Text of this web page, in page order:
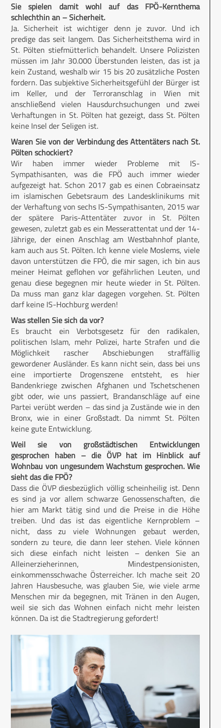
Sie spielen damit wohl auf das FPÖ-Kernthema
schlechthin an – Sicherheit.
Ja. Sicherheit ist wichtiger denn je zuvor. Und ich
predige das seit langem. Das Sicherheitsthema wird in
St. Pölten stiefmütterlich behandelt. Unsere Polizisten
müssen im Jahr 30.000 Überstunden leisten, das ist ja
kein Zustand, weshalb wir 15 bis 20 zusätzliche Posten
fordern. Das subjektive Sicherheitsgefühl der Bürger ist
im Keller, und der Terroranschlag in Wien mit
anschließend vielen Hausdurchsuchungen und zwei
Verhaftungen in St. Pölten hat gezeigt, dass St. Pölten
keine Insel der Seligen ist.
Waren Sie von der Verbindung des Attentäters nach St.
Pölten schockiert?
Wir haben immer wieder Probleme mit IS-
Sympathisanten, was die FPÖ auch immer wieder
aufgezeigt hat. Schon 2017 gab es einen Cobraeinsatz
im islamischen Gebetsraum des Landesklinikums mit
der Verhaftung von sechs IS-Sympathisanten, 2015 war
der spätere Paris-Attentäter zuvor in St. Pölten
gewesen, zuletzt gab es ein Messerattentat und der 14-
Jährige, der einen Anschlag am Westbahnhof plante,
kam auch aus St. Pölten. Ich kenne viele Moslems, viele
davon unterstützen die FPÖ, die mir sagen, ich bin aus
meiner Heimat geflohen vor gefährlichen Leuten, und
genau diese begegnen mir heute wieder in St. Pölten.
Da muss man ganz klar dagegen vorgehen. St. Pölten
darf keine IS-Hochburg werden!
Was stellen Sie sich da vor?
Es braucht ein Verbotsgesetz für den radikalen,
politischen Islam, mehr Polizei, harte Strafen und die
Möglichkeit rascher Abschiebungen straffällig
gewordener Ausländer. Es kann nicht sein, dass bei uns
eine importierte Drogenszene entsteht, es hier
Bandenkriege zwischen Afghanen und Tschetschenen
gibt oder, wie uns passiert, Brandanschläge auf eine
Partei verübt werden – das sind ja Zustände wie in den
Bronx, wie in einer Großstadt. Da nimmt St. Pölten
keine gute Entwicklung.
Weil sie von großstädtischen Entwicklungen
gesprochen haben – die ÖVP hat im Hinblick auf
Wohnbau von ungesundem Wachstum gesprochen. Wie
sieht das die FPÖ?
Dass die ÖVP diesbezüglich völlig scheinheilig ist. Denn
es sind ja vor allem schwarze Genossenschaften, die
hier am Markt tätig sind und die Preise in die Höhe
treiben. Und das ist das eigentliche Kernproblem –
nicht, dass zu viele Wohnungen gebaut werden,
sondern zu teure, die dann leer stehen. Viele können
sich diese einfach nicht leisten – denken Sie an
Alleinerzieherinnen, Mindestpensionisten,
einkommensschwache Österreicher. Ich mache seit 20
Jahren Hausbesuche, was glauben Sie, wie viele arme
Menschen mir da begegnen, mit Tränen in den Augen,
weil sie sich das Wohnen einfach nicht mehr leisten
können. Da ist die Stadtregierung gefordert!